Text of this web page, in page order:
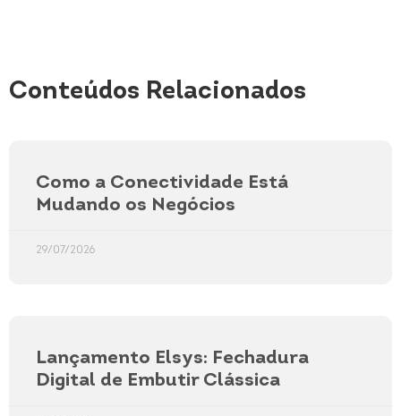
Conteúdos Relacionados
Como a Conectividade Está
Mudando os Negócios
29/07/2026
Lançamento Elsys: Fechadura
Digital de Embutir Clássica